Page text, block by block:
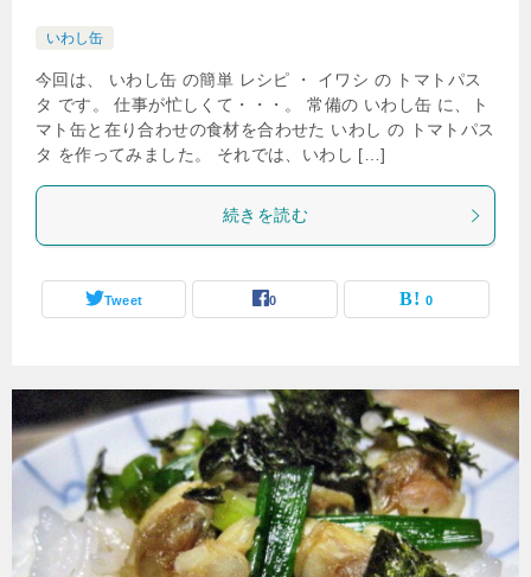
いわし缶
今回は、 いわし缶 の簡単 レシピ ・ イワシ の トマトパス
タ です。 仕事が忙しくて・・・。 常備の いわし缶 に、ト
マト缶と在り合わせの食材を合わせた いわし の トマトパス
タ を作ってみました。 それでは、いわし […]
続きを読む
Tweet 0 0